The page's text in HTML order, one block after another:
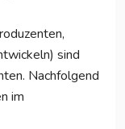
sind
Nachfolgend
im